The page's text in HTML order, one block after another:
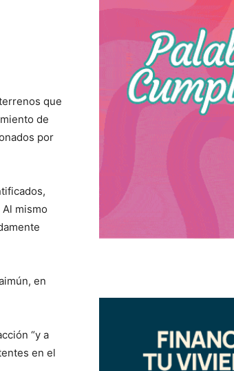
que
de
por
mismo
en
“y a
en el